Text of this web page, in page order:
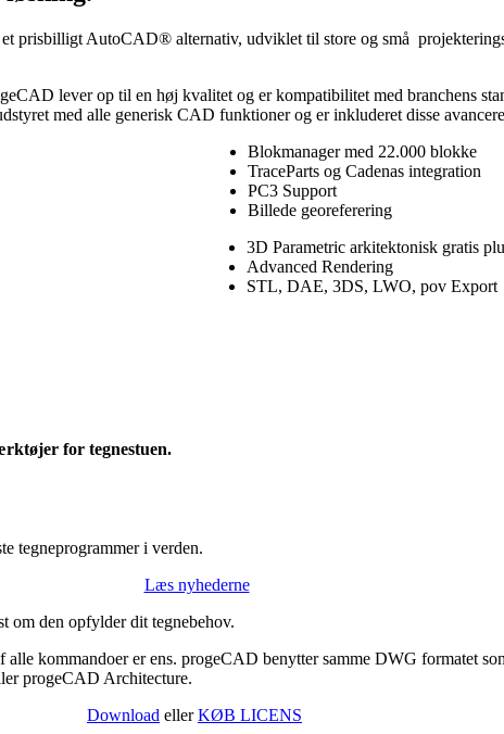
AutoCAD® alternativ, udviklet til store og små
lever op til en høj kvalitet og er kompatibilitet med branchens
med alle generisk CAD funktioner og er inkluderet disse
Blokmanager med 22.000 blokke
TraceParts og Cadenas integration
PC3 Support
Billede georeferering
3D Parametric arkitektonisk gratis
Advanced Rendering
STL, DAE, 3DS, LWO, pov Export
for tegnestuen.
tegneprogrammer i verden.
Læs nyhederne
om den opfylder dit tegnebehov.
kommandoer er ens. progeCAD benytter samme DWG formatet
progeCAD Architecture.
Download ellerKØB LICENS